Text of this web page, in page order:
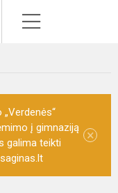
į gimnaziją
galima teikti
×